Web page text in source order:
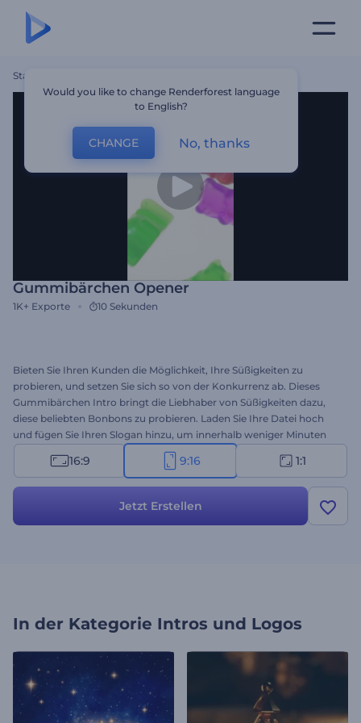
Startseite
Gummibärchen Opener
1K+ Exporte 10 Sekunden
Bieten Sie Ihren Kunden die Möglichkeit, Ihre Süßigkeiten zu
probieren, und setzen Sie sich so von der Konkurrenz ab. Dieses
Gummibärchen Intro bringt die Liebhaber von Süßigkeiten dazu,
diese beliebten Bonbons zu probieren. Laden Sie Ihre Datei hoch
und fügen Sie Ihren Slogan hinzu, um innerhalb weniger Minuten
einen professionellen Logo-Opener zu erstellen. Perfekt für TV-
Spots, Unternehmens- und Produktwerbung, YouTube-Kanal-
brandneuen Vorlage. Probieren Sie es jetzt aus!
16:9 9:16 1:1
Jetzt Erstellen
In der Kategorie Intros und Logos
Would you like to change Renderforest language
to English?
CHANGE No, thanks